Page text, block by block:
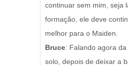
continuar sem mim, seja
formação, ele deve
melhor para o Maiden.
Bruce: Falando agora
solo, depois de deixar a